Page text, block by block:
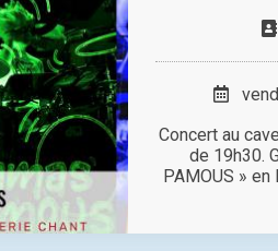
Concert au
de 19h30.
PAMOUS » en